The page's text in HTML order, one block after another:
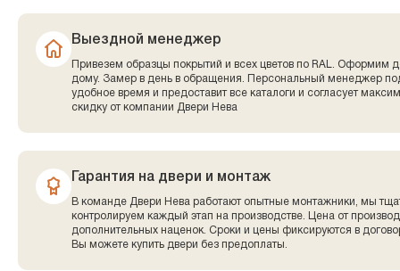
Выездной менеджер
Привезем образцы покрытий и всех цветов по RAL. Оформим
дому. Замер в день в обращения. Персональный менеджер
удобное время и предоставит все каталоги и согласует
скидку от компании Двери Нева
Гарантия на двери и монтаж
В команде Двери Нева работают опытные монтажники, мы
контролируем каждый этап на производстве. Цена от
дополнительных наценок. Сроки и цены фиксируются в
Вы можете купить двери без предоплаты.